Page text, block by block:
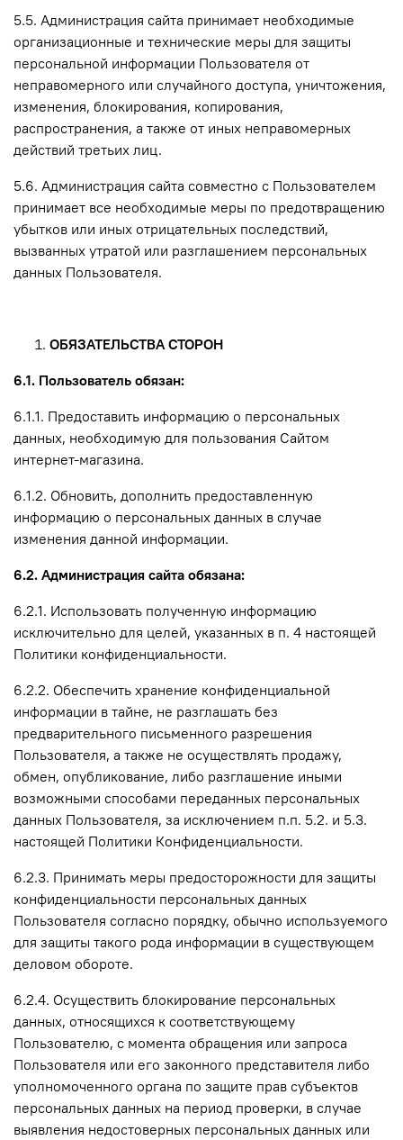
5.5. Администрация сайта принимает необходимые
организационные и технические меры для защиты
персональной информации Пользователя от
неправомерного или случайного доступа, уничтожения,
изменения, блокирования, копирования,
распространения, а также от иных неправомерных
действий третьих лиц.
5.6. Администрация сайта совместно с Пользователем
принимает все необходимые меры по предотвращению
убытков или иных отрицательных последствий,
вызванных утратой или разглашением персональных
данных Пользователя.
ОБЯЗАТЕЛЬСТВА СТОРОН
6.1. Пользователь обязан:
6.1.1. Предоставить информацию о персональных
данных, необходимую для пользования Сайтом
интернет-магазина.
6.1.2. Обновить, дополнить предоставленную
информацию о персональных данных в случае
изменения данной информации.
6.2. Администрация сайта обязана:
6.2.1. Использовать полученную информацию
исключительно для целей, указанных в п. 4 настоящей
Политики конфиденциальности.
6.2.2. Обеспечить хранение конфиденциальной
информации в тайне, не разглашать без
предварительного письменного разрешения
Пользователя, а также не осуществлять продажу,
обмен, опубликование, либо разглашение иными
возможными способами переданных персональных
данных Пользователя, за исключением п.п. 5.2. и 5.3.
настоящей Политики Конфиденциальности.
6.2.3. Принимать меры предосторожности для защиты
конфиденциальности персональных данных
Пользователя согласно порядку, обычно используемого
для защиты такого рода информации в существующем
деловом обороте.
6.2.4. Осуществить блокирование персональных
данных, относящихся к соответствующему
Пользователю, с момента обращения или запроса
Пользователя или его законного представителя либо
уполномоченного органа по защите прав субъектов
персональных данных на период проверки, в случае
выявления недостоверных персональных данных или